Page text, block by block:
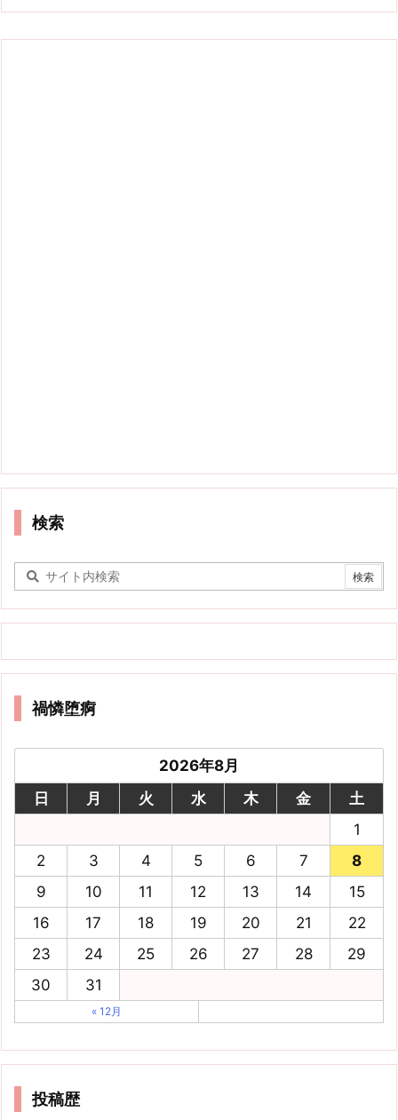
検索
禍憐堕痾
2026年8月
日
月 火 水 木 金
土
1
2
3 4 5 6 7
8
9
10 11 12 13 14
15
16
17 18 19 20 21
22
23
24 25 26 27 28
29
30
31
« 12月
投稿歴